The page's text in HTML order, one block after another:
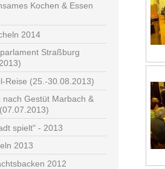
Kochen & Essen
2014
Straßburg
Reise (25.-30.08.2013)
nach Gestüt Marbach &
spielt" - 2013
2013
2012